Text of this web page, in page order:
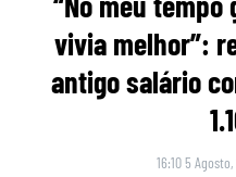
vivia melhor”:
antigo salário
16:10 5